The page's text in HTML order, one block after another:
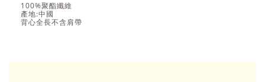
100%聚酯纖維
產地:中國
背心全長不含肩帶